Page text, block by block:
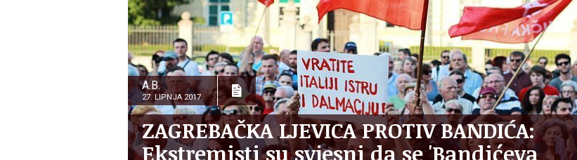
A.B.
27. LIPNJA 2017.
ZAGREBAČKA LJEVICA PROTIV BANDIĆA:
Ekstremisti su svjesni da se 'Bandićeva